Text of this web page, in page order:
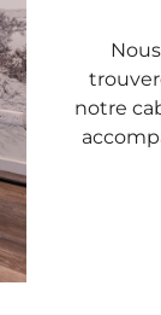
notre